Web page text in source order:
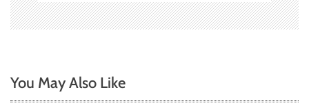
You May Also Like